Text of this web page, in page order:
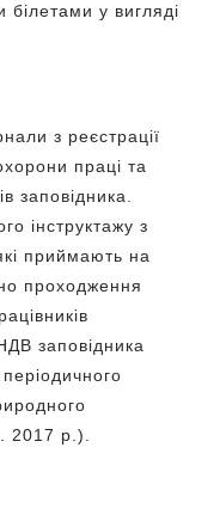
у вигляді
з реєстрації
праці та
заповідника.
інструктажу з
приймають на
проходження
заповідника
2017 р.).